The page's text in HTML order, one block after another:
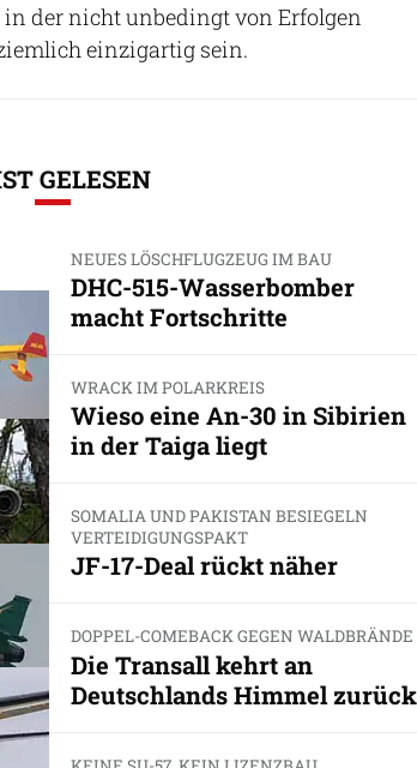
der nicht unbedingt von Erfolgen
einzigartig sein.
GELESEN
NEUES LÖSCHFLUGZEUG IM BAU
DHC-515-Wasserbomber
macht Fortschritte
WRACK IM POLARKREIS
Wieso eine An-30 in Sibirien
in der Taiga liegt
SOMALIA UND PAKISTAN BESIEGELN
VERTEIDIGUNGSPAKT
JF-17-Deal rückt näher
DOPPEL-COMEBACK GEGEN WALDBRÄNDE
Die Transall kehrt an
Deutschlands Himmel